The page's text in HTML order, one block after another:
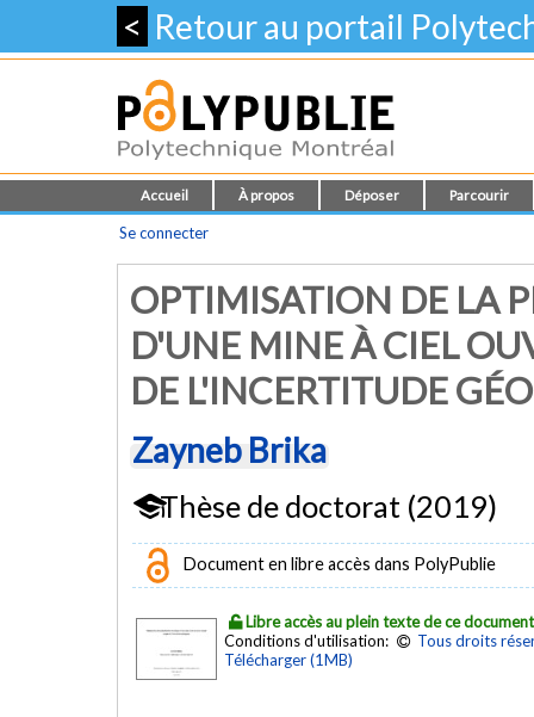
< Retour au portail
Accueil À propos Déposer Parcourir
Se connecter
OPTIMISATION DE LA
D'UNE MINE À CIEL
DE L'INCERTITUDE
Zayneb Brika
Thèse de doctorat (2019)
Document en libre accès dans PolyPublie
Libre accès au plein texte de ce document
Conditions d'utilisation:
Tous droits
Télécharger (1MB)